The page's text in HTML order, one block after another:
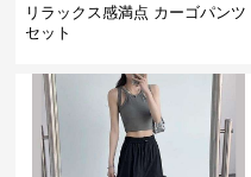
リラックス感満点 カーゴパンツ
セット